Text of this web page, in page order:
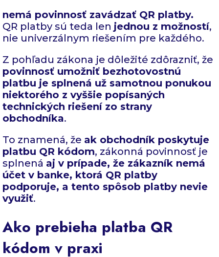
nemá povinnosť zavádzať QR platby.
QR platby sú teda len jednou z možností,
nie univerzálnym riešením pre každého.
Z pohľadu zákona je dôležité zdôrazniť, že
povinnosť umožniť bezhotovostnú
platbu je splnená už samotnou ponukou
niektorého z vyššie popísaných
technických riešení zo strany
obchodníka.
To znamená, že ak obchodník poskytuje
platbu QR kódom, zákonná povinnosť je
splnená aj v prípade, že zákazník nemá
účet v banke, ktorá QR platby
podporuje, a tento spôsob platby nevie
využiť.
Ako prebieha platba QR
kódom v praxi